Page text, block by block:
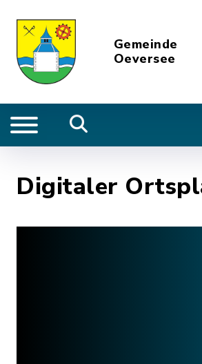
Gemeinde
Oeversee
Digitaler